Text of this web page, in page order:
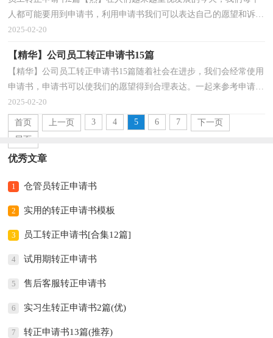
人都可能要用到申请书，利用申请书我们可以表达自己的愿望和诉
求。为了让您在写申请书中更加简单方便，以下是小编...
2025-02-20
【精华】公司员工转正申请书15篇
【精华】公司员工转正申请书15篇随着社会在进步，我们会经常使用
申请书，申请书可以使我们的愿望得到合理表达。一起来参考申请书
是怎么写的吧，以下是小编为大家收集的公司员工转...
2025-02-20
首页 上一页 3 4 5 6 7
下一页
尾页
优秀文章
1 仓管员转正申请书
2 实用的转正申请书模板
3 员工转正申请书[合集12篇]
4 试用期转正申请书
5 售后客服转正申请书
6 实习生转正申请书2篇(优)
7 转正申请书13篇(推荐)